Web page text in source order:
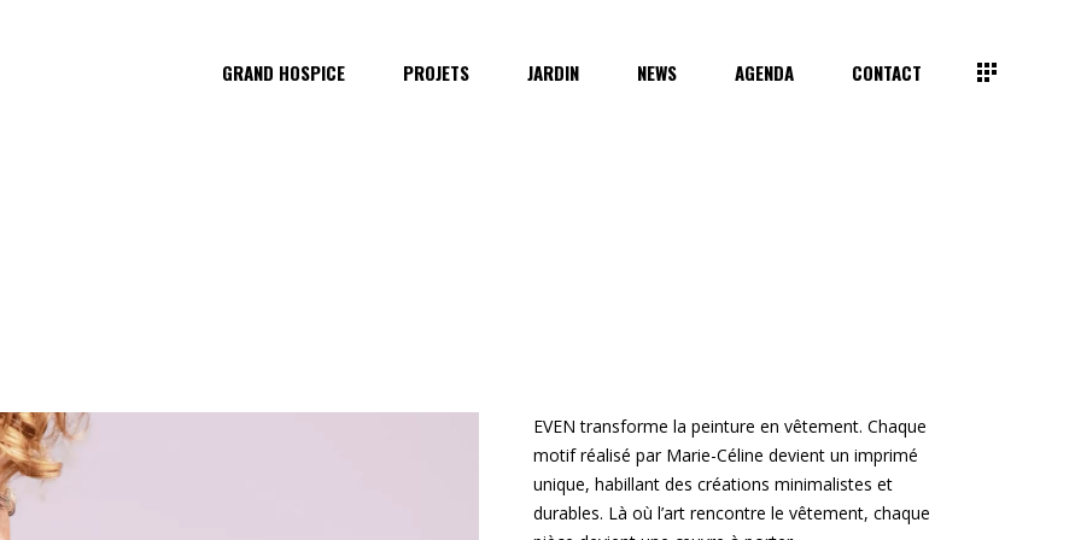
GRAND HOSPICE PROJETS JARDIN NEWS AGENDA CONTACT
EVEN transforme la peinture en vêtement. Chaque
motif réalisé par Marie-Céline devient un imprimé
unique, habillant des créations minimalistes et
durables. Là où l’art rencontre le vêtement, chaque